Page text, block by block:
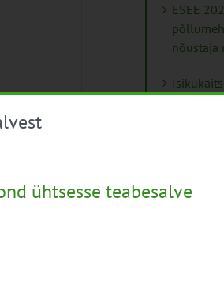
ESEE
nõustaja
Mida
ühtsesse teabesalve